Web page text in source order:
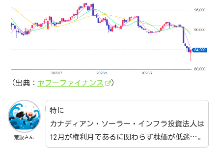
（出典： ヤフーファイナンス ）
荒波さん
特に
カナディアン・ソーラー・インフラ投資法人は
12月が権利月であるに関わらず株価が低迷…。